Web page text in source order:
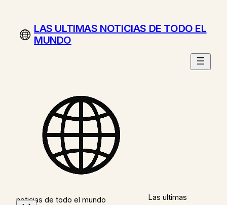
contenidoLAS ULTIMAS NOTICIAS DE TODO EL
MUNDO
Las ultimas
noticias de todo el mundo